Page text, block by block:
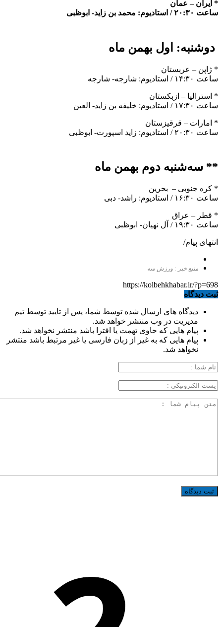
* ایران – عمان
ساعت ۲۰:۳۰ / استادیوم: محمد بن زاید- ابوظبی
دوشنبه: اول بهمن ماه
* ژاپن – عربستان
ساعت ۱۴:۳۰ / استادیوم: شارجه- شارجه
* استرالیا – ازبکستان
ساعت ۱۷:۳۰ / استادیوم: خلیفه بن زاید- العین
* امارات – قرقیزستان
ساعت ۲۰:۳۰ / استادیوم: زاید اسپورت- ابوظبی
** سه‌شنبه دوم بهمن ماه
* کره جنوبی – بحرین
ساعت ۱۶:۳۰ / استادیوم: راشد- دبی
* قطر – عراق
ساعت ۱۹:۳۰ / آل نهیان- ابوظبی
انتهای پیام/
منبع خبر : ورزش سه
https://kolbehkhabar.ir/?p=698
ثبت دیدگاه
دیدگاه های ارسال شده توسط شما، پس از تایید توسط تیم
مدیریت در وب منتشر خواهد شد.
پیام هایی که حاوی تهمت یا افترا باشد منتشر نخواهد شد.
پیام هایی که به غیر از زبان فارسی یا غیر مرتبط باشد منتشر
نخواهد شد.